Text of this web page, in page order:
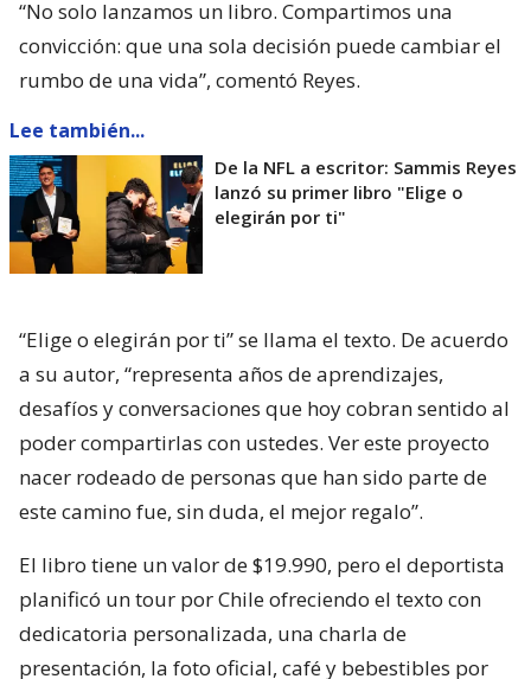
“No solo lanzamos un libro. Compartimos una
convicción: que una sola decisión puede cambiar el
rumbo de una vida”, comentó Reyes.
Lee también...
De la NFL a escritor: Sammis Reyes
lanzó su primer libro "Elige o
elegirán por ti"
“Elige o elegirán por ti” se llama el texto. De acuerdo
a su autor, “representa años de aprendizajes,
desafíos y conversaciones que hoy cobran sentido al
poder compartirlas con ustedes. Ver este proyecto
nacer rodeado de personas que han sido parte de
este camino fue, sin duda, el mejor regalo”.
El libro tiene un valor de $19.990, pero el deportista
planificó un tour por Chile ofreciendo el texto con
dedicatoria personalizada, una charla de
presentación, la foto oficial, café y bebestibles por